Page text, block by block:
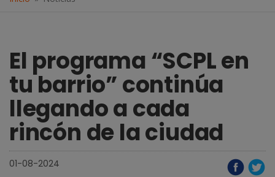
El programa “SCPL en
tu barrio” continúa
llegando a cada
rincón de la ciudad
01-08-2024